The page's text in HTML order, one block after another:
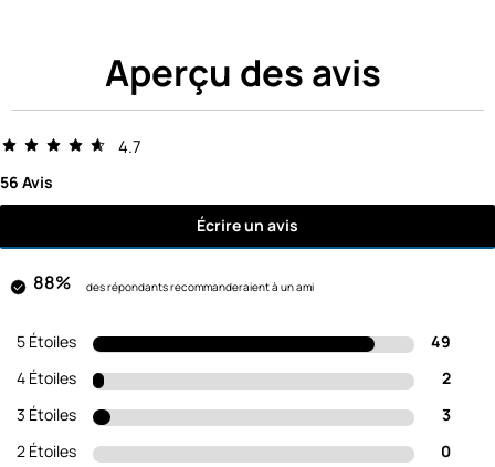
Aperçu des avis
4.7
56 Avis
Écrire un avis
88% des répondants recommanderaient à un ami
5 Étoiles
49
4 Étoiles
2
3 Étoiles
3
2 Étoiles
0